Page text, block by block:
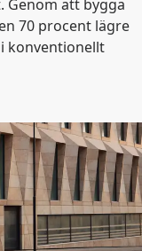
Genom att bygga
70 procent lägre
konventionellt